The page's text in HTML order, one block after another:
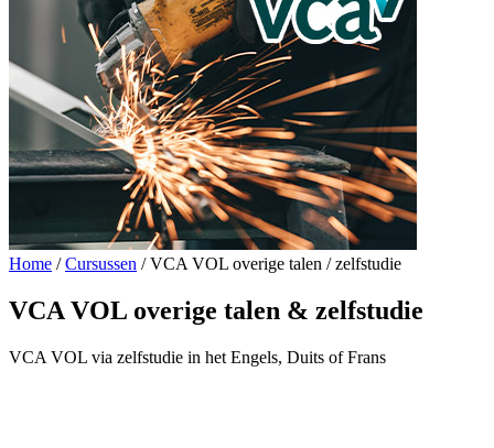
Home / Cursussen / VCA VOL overige talen / zelfstudie
VCA VOL overige talen & zelfstudie
VCA VOL via zelfstudie in het Engels, Duits of Frans